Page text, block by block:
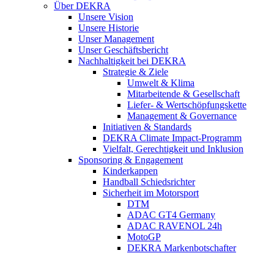
Über DEKRA
Unsere Vision
Unsere Historie
Unser Management
Unser Geschäftsbericht
Nachhaltigkeit bei DEKRA
Strategie & Ziele
Umwelt & Klima
Mitarbeitende & Gesellschaft
Liefer- & Wertschöpfungskette
Management & Governance
Initiativen & Standards
DEKRA Climate Impact-Programm
Vielfalt, Gerechtigkeit und Inklusion​
Sponsoring & Engagement
Kinderkappen
Handball Schiedsrichter
Sicherheit im Motorsport
DTM
ADAC GT4 Germany
ADAC RAVENOL 24h
MotoGP
DEKRA Markenbotschafter